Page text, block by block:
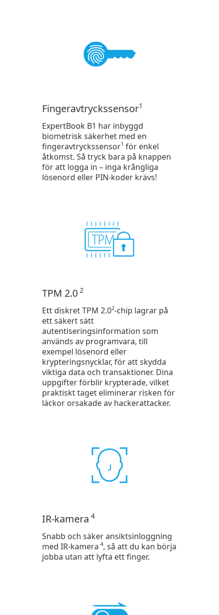
Fingeravtryckssensor1
ExpertBook B1 har inbyggd
biometrisk säkerhet med en
fingeravtryckssensor1 för enkel
åtkomst. Så tryck bara på knappen
för att logga in – inga krångliga
lösenord eller PIN-koder krävs!
TPM 2.0 2
Ett diskret TPM 2.02-chip lagrar på
ett säkert sätt
autentiseringsinformation som
används av programvara, till
exempel lösenord eller
krypteringsnycklar, för att skydda
viktiga data och transaktioner. Dina
uppgifter förblir krypterade, vilket
praktiskt taget eliminerar risken för
läckor orsakade av hackerattacker.
IR-kamera 4
Snabb och säker ansiktsinloggning
med IR-kamera 4, så att du kan börja
jobba utan att lyfta ett finger.